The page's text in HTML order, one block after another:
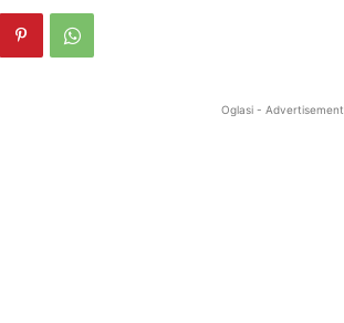
Oglasi - Advertisement